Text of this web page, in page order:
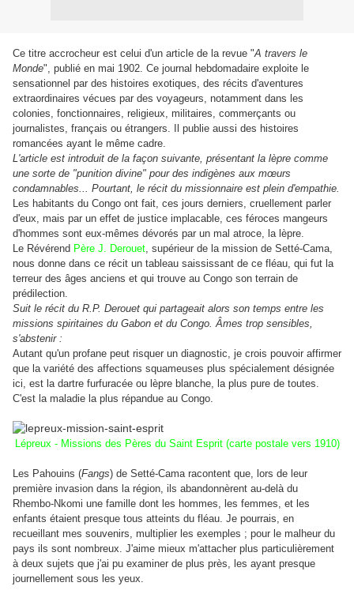
Ce titre accrocheur est celui d'un article de la revue "A travers le
Monde", publié en mai 1902. Ce journal hebdomadaire exploite le
sensationnel par des histoires exotiques, des récits d'aventures
extraordinaires vécues par des voyageurs, notamment dans les
colonies, fonctionnaires, religieux, militaires, commerçants ou
journalistes, français ou étrangers. Il publie aussi des histoires
romancées ayant le même cadre.
L'article est introduit de la façon suivante, présentant la lèpre comme
une sorte de "punition divine" pour des indigènes aux mœurs
condamnables... Pourtant, le récit du missionnaire est plein d'empathie.
Les habitants du Congo ont fait, ces jours derniers, cruellement parler
d'eux, mais par un effet de justice implacable, ces féroces mangeurs
d'hommes sont eux-mêmes dévorés par un mal atroce, la lèpre.
Le Révérend Père J. Derouet, supérieur de la mission de Setté-Cama,
nous donne dans ce récit un tableau saississant de ce fléau, qui fut la
terreur des âges anciens et qui trouve au Congo son terrain de
prédilection.
Suit le récit du R.P. Derouet qui partageait alors son temps entre les
missions spiritaines du Gabon et du Congo. Âmes trop sensibles,
s'abstenir :
Autant qu'un profane peut risquer un diagnostic, je crois pouvoir affirmer
que la variété des affections squameuses plus spécialement désignée
ici, est la dartre furfuracée ou lèpre blanche, la plus pure de toutes.
C'est la maladie la plus répandue au Congo.
Lépreux - Missions des Pères du Saint Esprit (carte postale vers 1910)
Les Pahouins (Fangs) de Setté-Cama racontent que, lors de leur
première invasion dans la région, ils abandonnèrent au-delà du
Rhembo-Nkomi une famille dont les hommes, les femmes, et les
enfants étaient presque tous atteints du fléau. Je pourrais, en
recueillant mes souvenirs, multiplier les exemples ; pour le malheur du
pays ils sont nombreux. J'aime mieux m'attacher plus particulièrement
à deux sujets que j'ai pu examiner de plus près, les ayant presque
journellement sous les yeux.